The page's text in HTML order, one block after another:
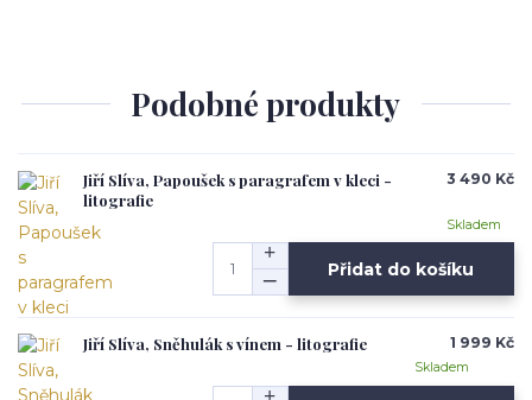
Podobné produkty
Jiří Slíva, Papoušek s paragrafem v kleci -
litografie
3 490 Kč
Skladem
Přidat do košíku
Jiří Slíva, Sněhulák s vínem - litografie 1 999 Kč
Skladem